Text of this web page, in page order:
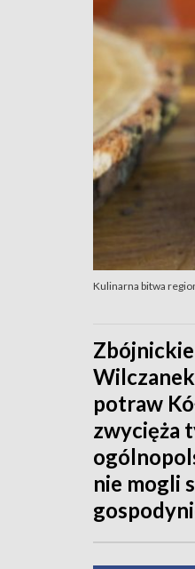
Kulinarna bitwa
potraw
zwycięża
nie mogli